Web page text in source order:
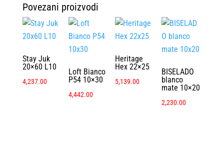
Povezani proizvodi
Stay Juk
20×60 L10
4,237.00
Loft Bianco
P54 10×30
4,442.00
Heritage
Hex 22×25
5,139.00
BISELADO
blanco
mate 10×20
2,230.00